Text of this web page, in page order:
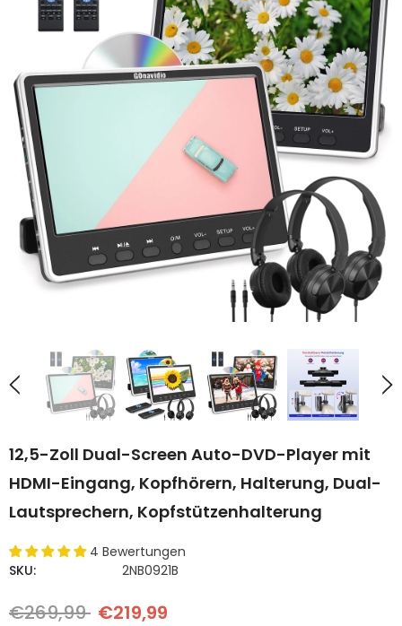
12,5-Zoll Dual-Screen Auto-DVD-Player mit
HDMI-Eingang, Kopfhörern, Halterung, Dual-
Lautsprechern, Kopfstützenhalterung
4 Bewertungen
SKU:
2NB0921B
€269,99 €219,99